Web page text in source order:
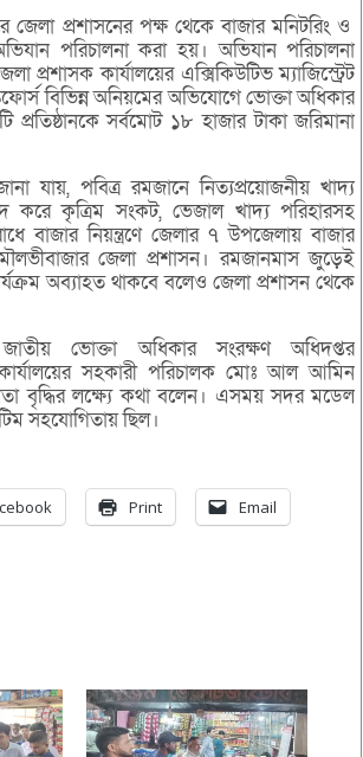
জেলা প্রশাসনের পক্ষ থেকে বাজার মনিটরিং ও
পরিচালনা করা হয়। অভিযান পরিচালনা
প্রশাসক কার্যালয়ের এক্সিকিউটিভ ম্যাজিস্ট্রেট
বিভিন্ন অনিয়মের অভিযোগে ভোক্তা অধিকার
সর্বমোট ১৮ হাজার টাকা জরিমানা
যায়, পবিত্র রমজানে নিত্যপ্রয়োজনীয় খাদ্য
করে কৃত্রিম সংকট, ভেজাল খাদ্য পরিহারসহ
বাজার নিয়ন্ত্রণে জেলার ৭ উপজেলায় বাজার
জেলা প্রশাসন। রমজানমাস জুড়েই
অব্যাহত থাকবে বলেও জেলা প্রশাসন থেকে
ভোক্তা অধিকার সংরক্ষণ অধিদপ্তর
সহকারী পরিচালক মোঃ আল আমিন
বৃদ্ধির লক্ষ্যে কথা বলেন। এসময় সদর মডেল
সহযোগিতায় ছিল।
Print Email